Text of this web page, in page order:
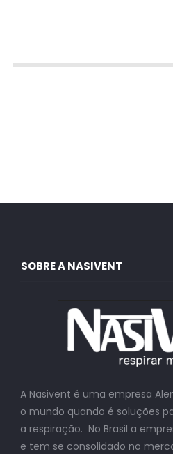
SOBRE A NASIVENT
A Nasivent é uma empresa
o mundo quando é soluções
a respiração. No Brasil a
e tem se consolidado no